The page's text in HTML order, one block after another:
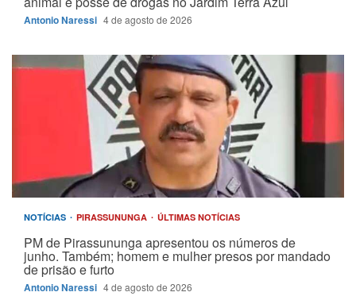
Antonio Naressi 4 de agosto de 2026
NOTÍCIAS PIRASSUNUNGA ÚLTIMAS NOTÍCIAS
PM de Pirassununga apresentou os números de
junho. Também; homem e mulher presos por mandado
de prisão e furto
Antonio Naressi 4 de agosto de 2026